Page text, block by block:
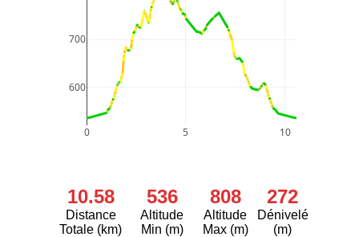
0 5 10
600
700
10.58
Distance
Totale (km)
536
Altitude
Min (m)
808
Altitude
Max (m)
272
Dénivelé
(m)